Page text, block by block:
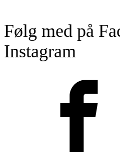
Følg med på
Instagram